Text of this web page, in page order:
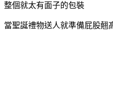
整個就太有面子的包裝
當聖誕禮物送人就準備屁股翹